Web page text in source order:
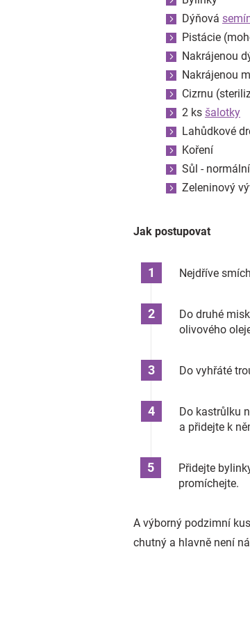
Dýňová
Pistácie
Nakrájenou
Nakrájenou
Cizrnu
2 ks šalotky
Lahůdkové
Koření
Sůl -
Zeleninový
Jak postupovat
Nejdříve
Do druhé
olivového
Do vyhřáté
Do kastrůlku
a přidejte k
Přidejte
promíchejte.
A výborný podzimní
chutný a hlavně není